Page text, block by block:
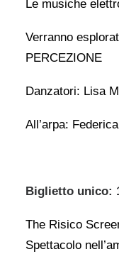
Le musiche
Verranno
PERCEZIONE
Danzatori: Lisa
All’arpa:
Biglietto unico:
The Risico
Spettacolo